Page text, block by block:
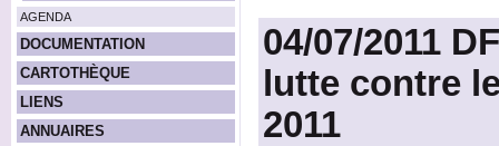
AGENDA
DOCUMENTATION
CARTOTHÈQUE
LIENS
ANNUAIRES
04/07/2011
lutte contre
2011